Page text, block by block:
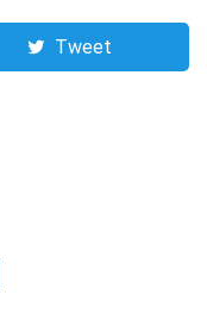
Tweet